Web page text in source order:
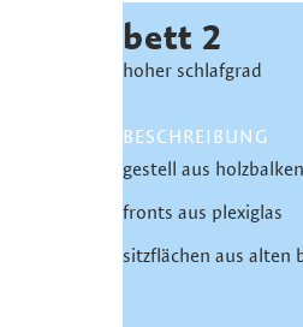
bett 2
hoher schlafgrad
BESCHREIBUNG
gestell aus holzbalken
fronts aus plexiglas
sitzflächen aus alten